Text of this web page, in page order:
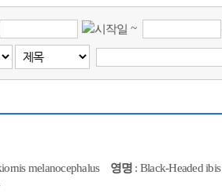
~
melanocephalus 영명 : Black-Headed ibis